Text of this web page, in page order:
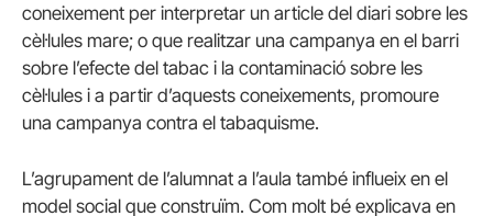
coneixement per interpretar un article del diari sobre les
cèl·lules mare; o que realitzar una campanya en el barri
sobre l’efecte del tabac i la contaminació sobre les
cèl·lules i a partir d’aquests coneixements, promoure
una campanya contra el tabaquisme.
L’agrupament de l’alumnat a l’aula també influeix en el
model social que construïm. Com molt bé explicava en